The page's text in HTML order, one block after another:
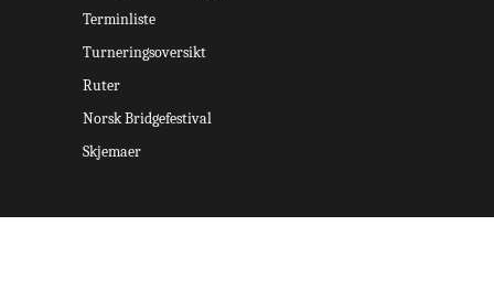
Terminliste
Turneringsoversikt
Ruter
Norsk Bridgefestival
Skjemaer